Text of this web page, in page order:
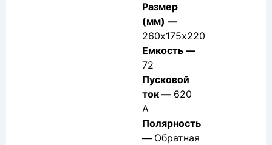
Размер
(мм) —
260х175х220
Емкость —
72
Пусковой
ток — 620
А
Полярность
— Обратная